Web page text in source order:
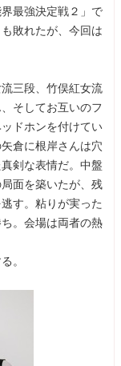
最強決定戦２」で
敗れたが、今回は
三段、竹俣紅女流
そしてお互いのフ
ドホンを付けてい
倉に根岸さんは穴
剣な表情だ。中盤
面を築いたが、残
す。粘りが実った
。会場は両者の熱
。